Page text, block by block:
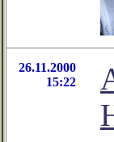
26.11.2000
15:22